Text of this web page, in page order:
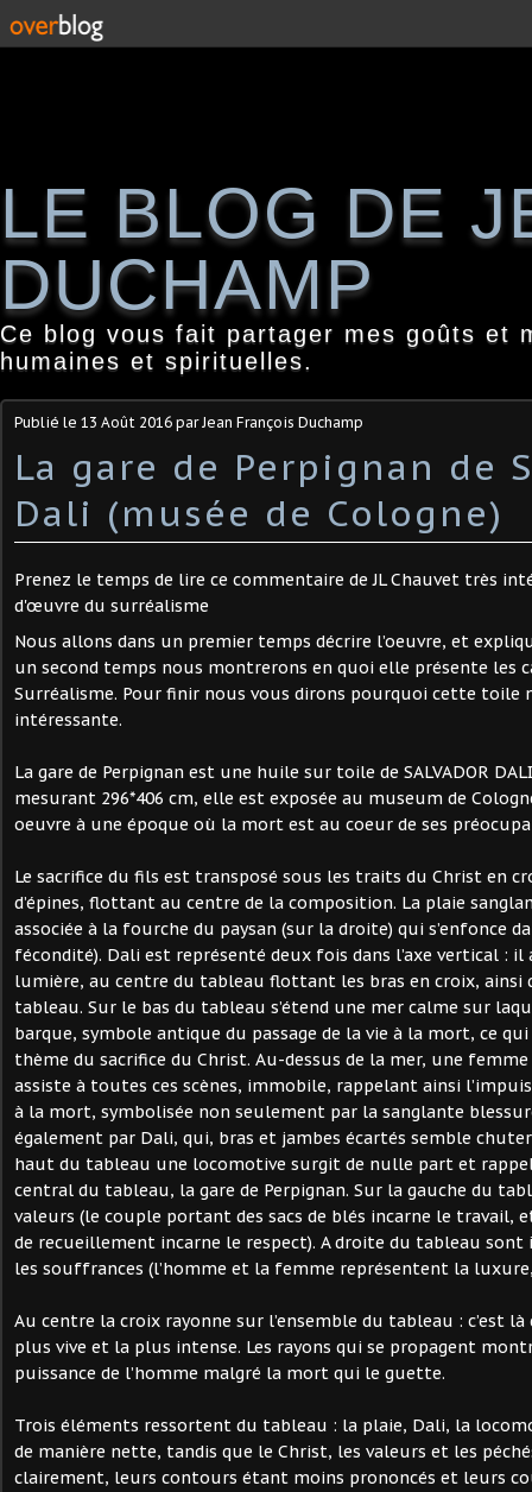
LE BLOG DE
DUCHAMP
Ce blog vous fait partager mes goûts et
humaines et spirituelles.
Publié le 13 Août 2016 par Jean François Duchamp
La gare de Perpignan de
Dali (musée de Cologne)
Prenez le temps de lire ce commentaire de JL Chauvet très
d'œuvre du surréalisme
Nous allons dans un premier temps décrire l’oeuvre, et
un second temps nous montrerons en quoi elle présente les
Surréalisme. Pour finir nous vous dirons pourquoi cette toile
intéressante.
La gare de Perpignan est une huile sur toile de SALVADOR
mesurant 296*406 cm, elle est exposée au museum de
oeuvre à une époque où la mort est au coeur de ses
Le sacrifice du fils est transposé sous les traits du Christ en
d’épines, flottant au centre de la composition. La plaie
associée à la fourche du paysan (sur la droite) qui s’enfonce
fécondité). Dali est représenté deux fois dans l’axe vertical : il
lumière, au centre du tableau flottant les bras en croix, ainsi
tableau. Sur le bas du tableau s’étend une mer calme sur
barque, symbole antique du passage de la vie à la mort, ce
thème du sacrifice du Christ. Au-dessus de la mer, une
assiste à toutes ces scènes, immobile, rappelant ainsi
à la mort, symbolisée non seulement par la sanglante
également par Dali, qui, bras et jambes écartés semble
haut du tableau une locomotive surgit de nulle part et
central du tableau, la gare de Perpignan. Sur la gauche du
valeurs (le couple portant des sacs de blés incarne le travail,
de recueillement incarne le respect). A droite du tableau sont
les souffrances (l’homme et la femme représentent la
Au centre la croix rayonne sur l’ensemble du tableau : c’est
plus vive et la plus intense. Les rayons qui se propagent
puissance de l’homme malgré la mort qui le guette.
Trois éléments ressortent du tableau : la plaie, Dali, la
de manière nette, tandis que le Christ, les valeurs et les
clairement, leurs contours étant moins prononcés et leurs